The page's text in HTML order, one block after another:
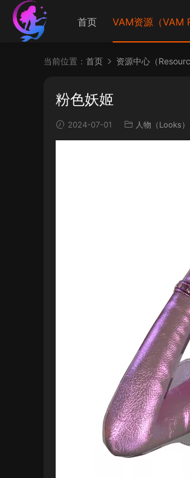
首页 VAM资源（VAM
当前位置： 首页 资源中心（
粉色妖姬
2024-07-01 人物（Looks）